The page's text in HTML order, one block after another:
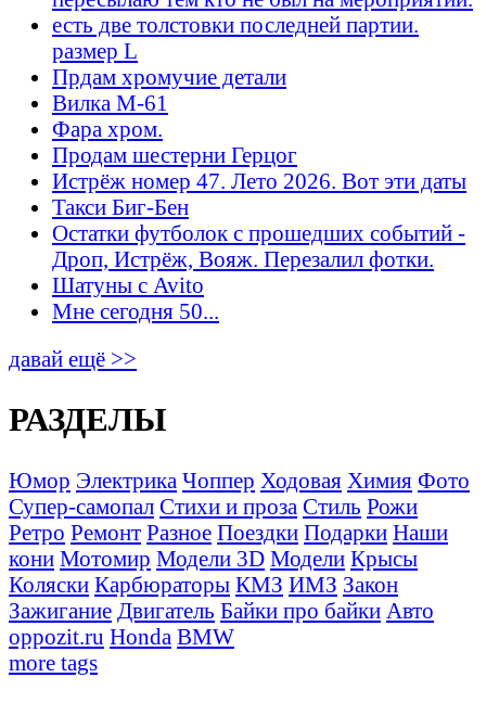
есть две толстовки последней партии.
размер L
Прдам хромучие детали
Вилка М-61
Фара хром.
Продам шестерни Герцог
Истрёж номер 47. Лето 2026. Вот эти даты
Такси Биг-Бен
Остатки футболок с прошедших событий -
Дроп, Истрёж, Вояж. Перезалил фотки.
Шатуны с Avito
Мне сегодня 50...
давай ещё >>
РАЗДЕЛЫ
Юмор Электрика Чоппер Ходовая Химия Фото
Супер-самопал Стихи и проза Стиль Рожи
Ретро Ремонт Разное Поездки Подарки Наши
кони Мотомир Модели 3D Модели Крысы
Коляски Карбюраторы КМЗ ИМЗ Закон
Зажигание Двигатель Байки про байки Авто
oppozit.ru Honda BMW
more tags